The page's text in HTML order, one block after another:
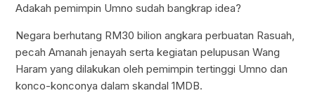
Adakah pemimpin Umno sudah bangkrap idea?
Negara berhutang RM30 bilion angkara perbuatan Rasuah,
pecah Amanah jenayah serta kegiatan pelupusan Wang
Haram yang dilakukan oleh pemimpin tertinggi Umno dan
konco-konconya dalam skandal 1MDB.